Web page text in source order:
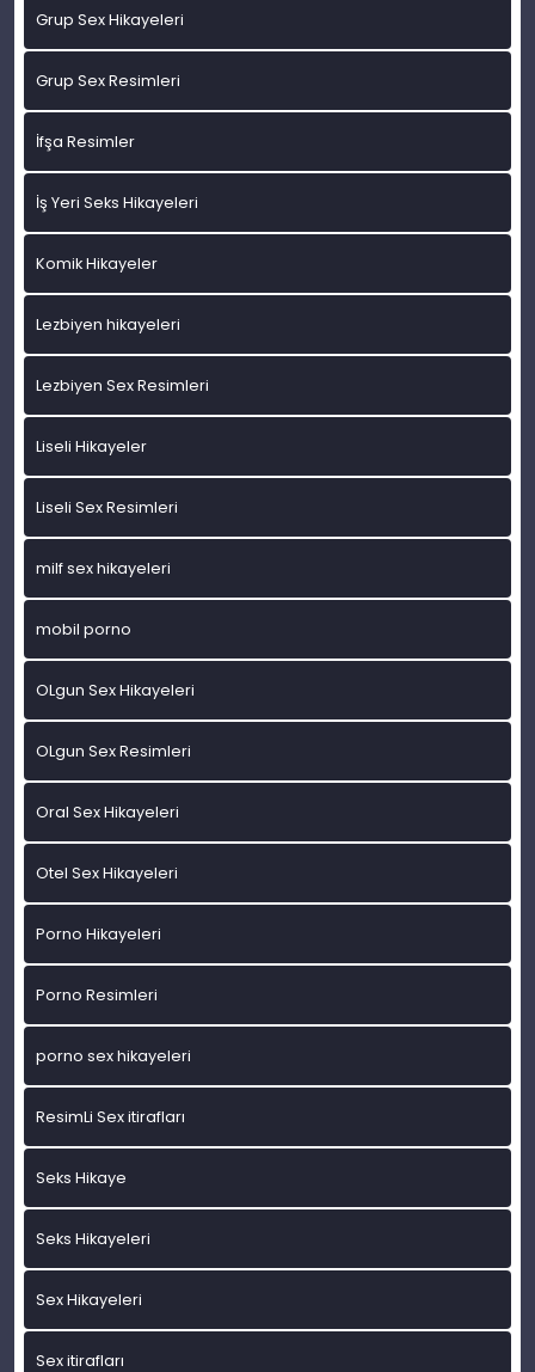
Grup Sex Hikayeleri
Grup Sex Resimleri
İfşa Resimler
İş Yeri Seks Hikayeleri
Komik Hikayeler
Lezbiyen hikayeleri
Lezbiyen Sex Resimleri
Liseli Hikayeler
Liseli Sex Resimleri
milf sex hikayeleri
mobil porno
OLgun Sex Hikayeleri
OLgun Sex Resimleri
Oral Sex Hikayeleri
Otel Sex Hikayeleri
Porno Hikayeleri
Porno Resimleri
porno sex hikayeleri
ResimLi Sex itirafları
Seks Hikaye
Seks Hikayeleri
Sex Hikayeleri
Sex itirafları